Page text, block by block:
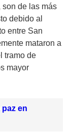
son de las más
debido al
entre San
mataron a
tramo de
mayor
en